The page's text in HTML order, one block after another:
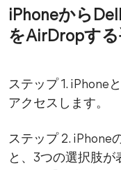
iPhoneから
をAirDropす
ステップ 1. iPhone
アクセスします。
ステップ 2. iPhone
と、3つの選択肢が